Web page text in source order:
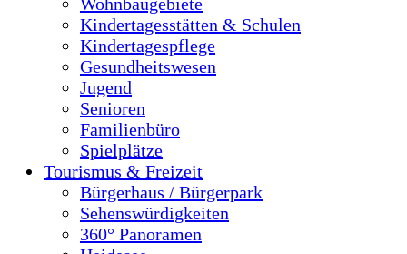
Kindertagesstätten & Schulen
Kindertagespflege
Gesundheitswesen
Jugend
Senioren
Familienbüro
Spielplätze
Tourismus & Freizeit
Bürgerhaus / Bürgerpark
Sehenswürdigkeiten
360° Panoramen